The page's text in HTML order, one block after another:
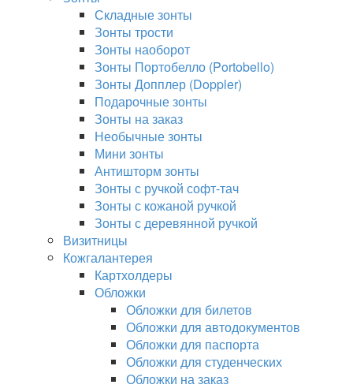
Складные зонты
Зонты трости
Зонты наоборот
Зонты Портобелло (Portobello)
Зонты Допплер (Doppler)
Подарочные зонты
Зонты на заказ
Необычные зонты
Мини зонты
Антишторм зонты
Зонты с ручкой софт-тач
Зонты с кожаной ручкой
Зонты с деревянной ручкой
Визитницы
Кожгалантерея
Картхолдеры
Обложки
Обложки для билетов
Обложки для автодокументов
Обложки для паспорта
Обложки для студенческих
Обложки на заказ